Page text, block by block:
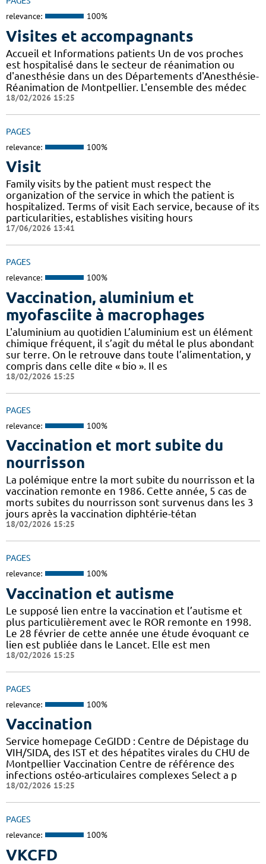
relevance: 100%
Visites et accompagnants
Accueil et Informations patients Un de vos proches
est hospitalisé dans le secteur de réanimation ou
d'anesthésie dans un des Départements d'Anesthésie-
Réanimation de Montpellier. L'ensemble des médec
18/02/2026 15:25
PAGES
relevance: 100%
Visit
Family visits by the patient must respect the
organization of the service in which the patient is
hospitalized. Terms of visit Each service, because of its
particularities, establishes visiting hours
17/06/2026 13:41
PAGES
relevance: 100%
Vaccination, aluminium et
myofasciite à macrophages
L'aluminium au quotidien L’aluminium est un élément
chimique fréquent, il s’agit du métal le plus abondant
sur terre. On le retrouve dans toute l’alimentation, y
compris dans celle dite « bio ». Il es
18/02/2026 15:25
PAGES
relevance: 100%
Vaccination et mort subite du
nourrisson
La polémique entre la mort subite du nourrisson et la
vaccination remonte en 1986. Cette année, 5 cas de
morts subites du nourrisson sont survenus dans les 3
jours après la vaccination diphtérie-tétan
18/02/2026 15:25
PAGES
relevance: 100%
Vaccination et autisme
Le supposé lien entre la vaccination et l’autisme et
plus particulièrement avec le ROR remonte en 1998.
Le 28 février de cette année une étude évoquant ce
lien est publiée dans le Lancet. Elle est men
18/02/2026 15:25
PAGES
relevance: 100%
Vaccination
Service homepage CeGIDD : Centre de Dépistage du
VIH/SIDA, des IST et des hépatites virales du CHU de
Montpellier Vaccination Centre de référence des
infections ostéo-articulaires complexes Select a p
18/02/2026 15:25
PAGES
relevance: 100%
VKCFD